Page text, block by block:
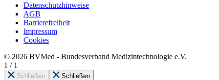
Datenschutzhinweise
AGB
Barrierefreiheit
Impressum
Cookies
© 2026 BVMed - Bundesverband Medizintechnologie e.V.
1 / 1
Schließen
Schließen